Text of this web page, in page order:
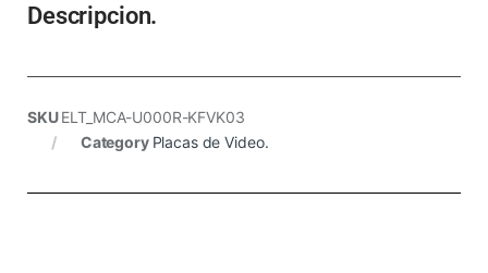
Descripcion.
SKUELT_MCA-U000R-KFVK03
Category Placas de Video.